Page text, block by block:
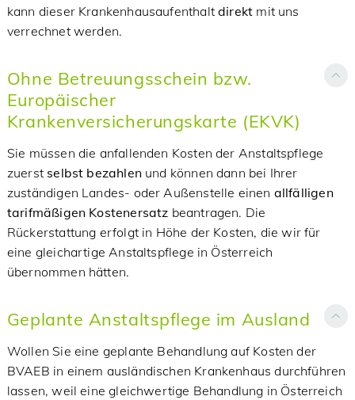
kann dieser Krankenhausaufenthaltdirekt mit uns
verrechnet werden.
Ohne Betreuungsschein bzw.
Europäischer
Krankenversicherungskarte (EKVK)
Sie müssen die anfallenden Kosten der Anstaltspflege
zuerst selbst bezahlen und können dann bei Ihrer
zuständigen Landes- oder Außenstelle einen allfälligen
tarifmäßigen Kostenersatz beantragen. Die
Rückerstattung erfolgt in Höhe der Kosten, die wir für
eine gleichartige Anstaltspflege in Österreich
übernommen hätten.
Geplante Anstaltspflege im Ausland
Wollen Sie eine geplante Behandlung auf Kosten der
BVAEB in einem ausländischen Krankenhaus durchführen
lassen, weil eine gleichwertige Behandlung in Österreich